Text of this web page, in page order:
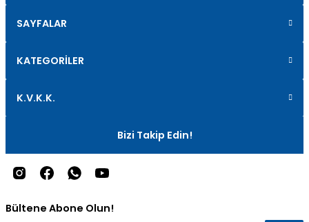
SAYFALAR
KATEGORİLER
K.V.K.K.
Bizi Takip Edin!
Bültene Abone Olun!